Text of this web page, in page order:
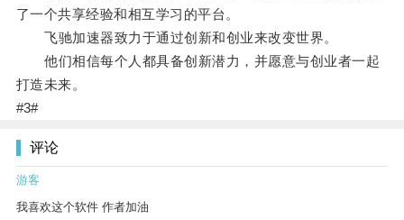
了一个共享经验和相互学习的平台。
飞驰加速器致力于通过创新和创业来改变世界。
他们相信每个人都具备创新潜力，并愿意与创业者一起
打造未来。
#3#
评论
游客
我喜欢这个软件 作者加油